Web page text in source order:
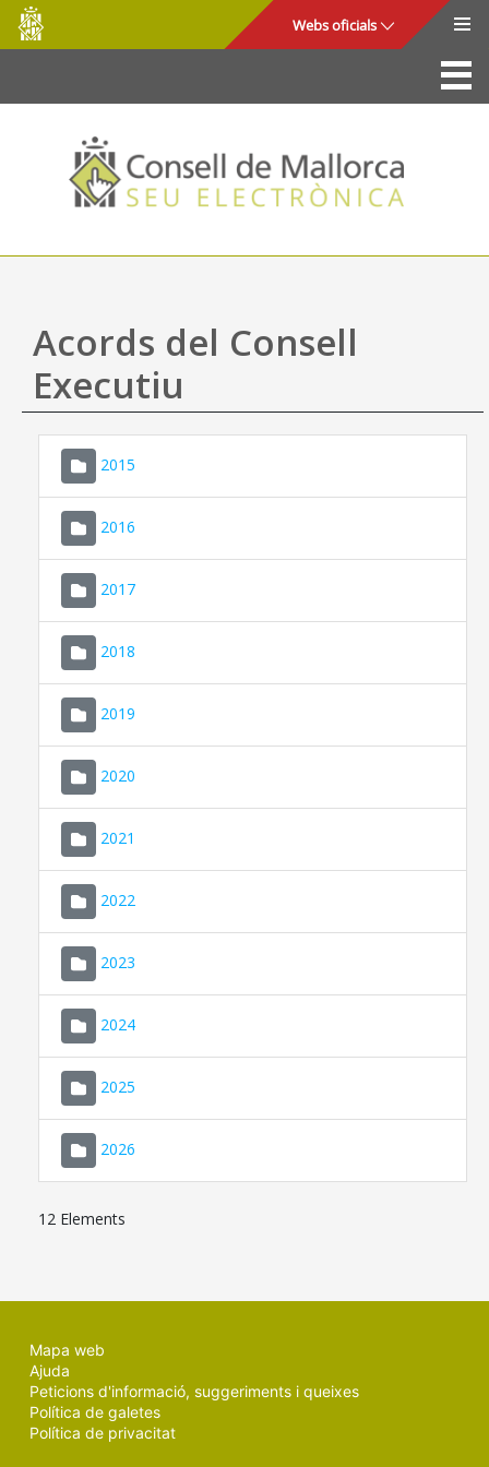
Salta al contingut principal
Consell
de
Mallorca
Webs oficials
La Seu
Consell de Mallorca
Accés i seguretat
Utilitats
Ajuda
Acords del Consell
Executiu
2015
2016
2017
2018
2019
2020
2021
2022
2023
2024
2025
2026
12 Elements
Mapa web
Ajuda
Peticions d'informació, suggeriments i queixes
Política de galetes
Política de privacitat